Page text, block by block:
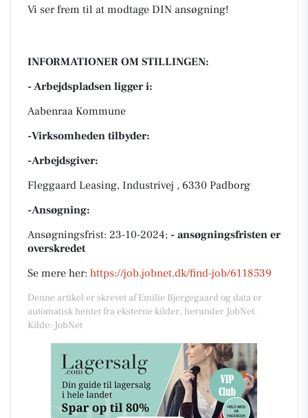
Vi ser frem til at modtage DIN ansøgning!
INFORMATIONER OM STILLINGEN:
- Arbejdspladsen ligger i:
Aabenraa Kommune
-Virksomheden tilbyder:
-Arbejdsgiver:
Fleggaard Leasing, Industrivej , 6330 Padborg
-Ansøgning:
Ansøgningsfrist: 23-10-2024; - ansøgningsfristen er
overskredet
Se mere her: https://job.jobnet.dk/find-job/6118539
Denne artikel er skrevet af Emilie Bjergegaard og data er
automatisk hentet fra eksterne kilder, herunder JobNet.
Kilde: JobNet